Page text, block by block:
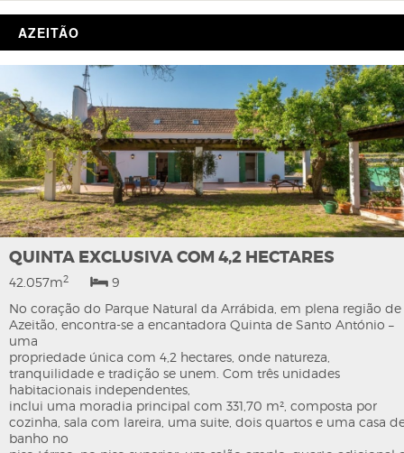
AZEITÃO
QUINTA EXCLUSIVA COM 4,2 HECTARES
42.057m2
9
No coração do Parque Natural da Arrábida, em plena região de
Azeitão, encontra-se a encantadora Quinta de Santo António –
uma
propriedade única com 4,2 hectares, onde natureza,
tranquilidade e tradição se unem. Com três unidades
habitacionais independentes,
inclui uma moradia principal com 331,70 m², composta por
cozinha, sala com lareira, uma suite, dois quartos e uma casa
banho no